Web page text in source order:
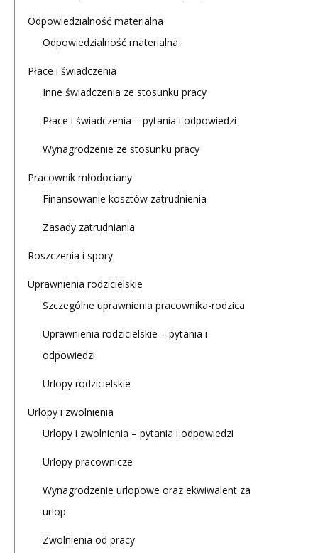
Odpowiedzialność materialna
Odpowiedzialność materialna
Płace i świadczenia
Inne świadczenia ze stosunku pracy
Płace i świadczenia – pytania i odpowiedzi
Wynagrodzenie ze stosunku pracy
Pracownik młodociany
Finansowanie kosztów zatrudnienia
Zasady zatrudniania
Roszczenia i spory
Uprawnienia rodzicielskie
Szczególne uprawnienia pracownika-rodzica
Uprawnienia rodzicielskie – pytania i
odpowiedzi
Urlopy rodzicielskie
Urlopy i zwolnienia
Urlopy i zwolnienia – pytania i odpowiedzi
Urlopy pracownicze
Wynagrodzenie urlopowe oraz ekwiwalent za
urlop
Zwolnienia od pracy